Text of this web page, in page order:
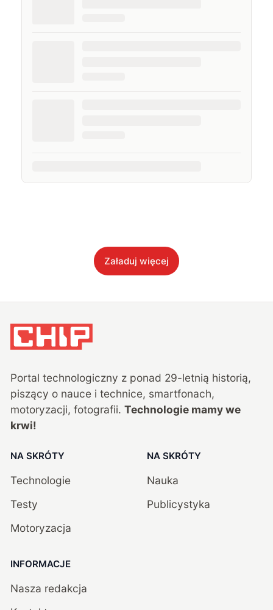
Załaduj więcej
Portal technologiczny z ponad 29-letnią historią,
piszący o nauce i technice, smartfonach,
motoryzacji, fotografii. Technologie mamy we
krwi!
NA SKRÓTY
Technologie
Testy
Motoryzacja
NA SKRÓTY
Nauka
Publicystyka
INFORMACJE
Nasza redakcja